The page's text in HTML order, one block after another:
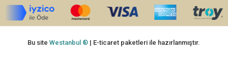
Bu siteWestanbul ® | E-ticaret paketleri ile hazırlanmıştır.